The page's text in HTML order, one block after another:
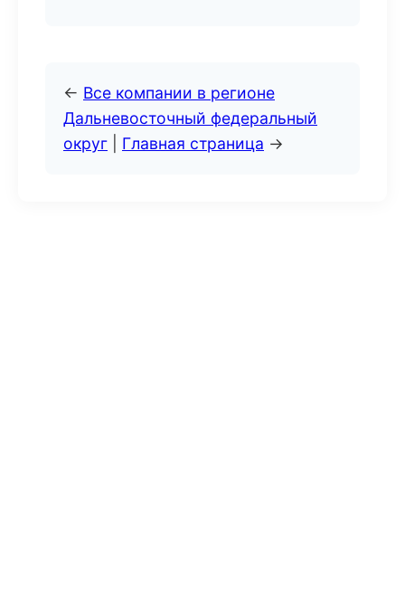
← Все компании в регионе
Дальневосточный федеральный
округ
Главная страница →